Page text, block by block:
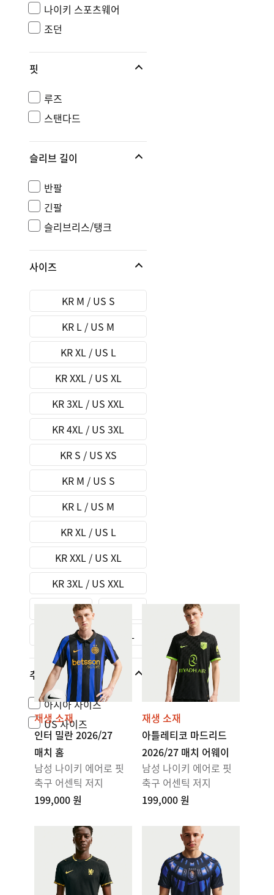
나이키 스포츠웨어
조던
핏
루즈
스탠다드
슬리브 길이
반팔
긴팔
슬리브리스/탱크
사이즈
KR M / US S
KR L / US M
KR XL / US L
KR XXL / US XL
KR 3XL / US XXL
KR 4XL / US 3XL
KR S / US XS
KR M / US S
KR L / US M
KR XL / US L
KR XXL / US XL
KR 3XL / US XXL
XXL (US 56)
L XL
추가 사이즈
아시아 사이즈
US 사이즈
재생 소재
인터 밀란 2026/27
매치 홈
남성 나이키 에어로 핏
축구 어센틱 저지
199,000 원
재생 소재
아틀레티코 마드리드
2026/27 매치 어웨이
남성 나이키 에어로 핏
축구 어센틱 저지
199,000 원